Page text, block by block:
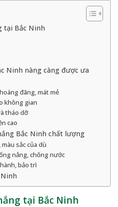
tại Bắc Ninh
Ninh nàng càng được ưa
đãng, mát mẻ
không gian
tháo dỡ
cao
Bắc Ninh chất lượng
sắc của dù
nắng, chống nước
bảo trì
tại Bắc Ninh